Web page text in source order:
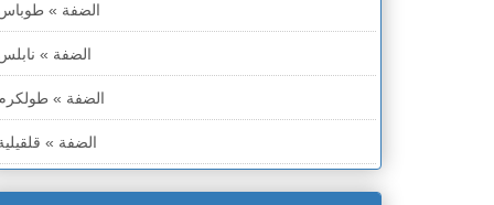
الضفة »
الضفة »
الضفة »
الضفة »